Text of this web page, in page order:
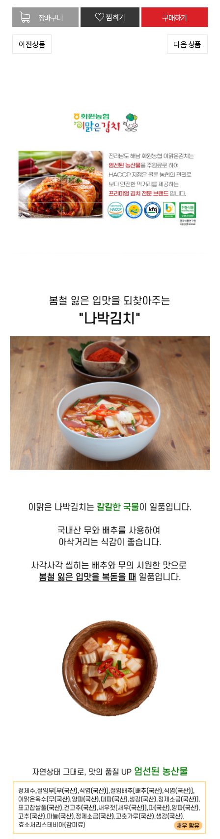
♡찜하기
이전상품 다음 상품